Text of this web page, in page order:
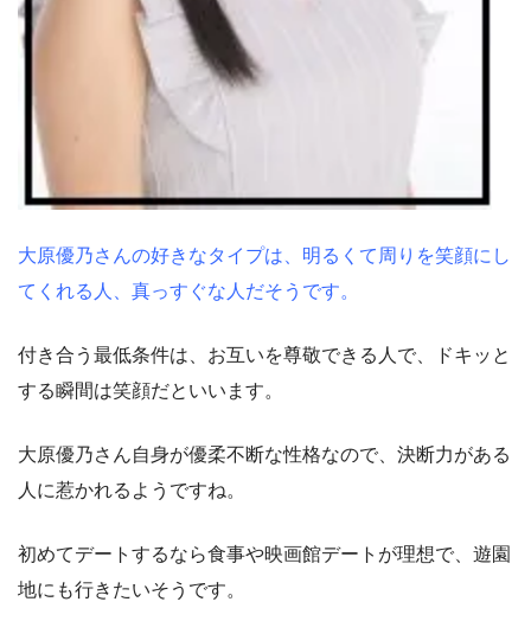
大原優乃さんの好きなタイプは、明るくて周りを笑顔にし
てくれる人、真っすぐな人だそうです。
付き合う最低条件は、お互いを尊敬できる人で、ドキッと
する瞬間は笑顔だといいます。
大原優乃さん自身が優柔不断な性格なので、決断力がある
人に惹かれるようですね。
初めてデートするなら食事や映画館デートが理想で、遊園
地にも行きたいそうです。